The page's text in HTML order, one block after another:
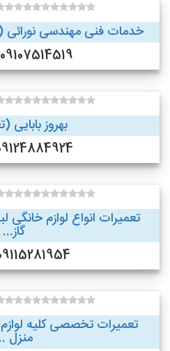
خدمات فنی مهندسی نورائی (
09107514519 (قزوین)
بهروز بابایی
09124884924 (تهران)
تعمیرات انواع لوازم خانگی
گاز...
09115281954 (بافق )
تعمیرات تخصصی کلیه لوازم
منزل ...